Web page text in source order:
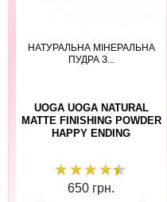
НАТУРАЛЬНА МІНЕРАЛЬНА
ПУДРА З...
UOGA UOGA NATURAL
MATTE FINISHING POWDER
HAPPY ENDING
650 грн.